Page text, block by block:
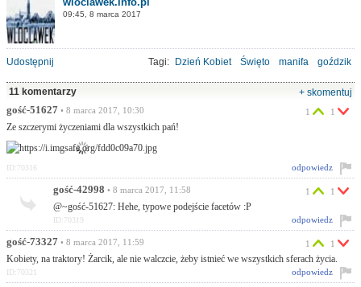
09:45, 8 marca 2017
Udostępnij Tagi: Dzień Kobiet Święto manifa goździk
11 komentarzy
+ skomentuj
gość-51627 • 8 marca 2017, 10:30
Ze szczerymi życzeniami dla wszystkich pań!
1 1
odpowiedz
ID:70316
gość-42998 • 8 marca 2017, 11:58
@~gość-51627: Hehe, typowe podejście facetów :P
1 1
odpowiedz
ID:70319
gość-73327 • 8 marca 2017, 11:59
Kobiety, na traktory! Żarcik, ale nie walczcie, żeby istnieć we wszystkich sferach życia.
1 1
odpowiedz
ID:70321